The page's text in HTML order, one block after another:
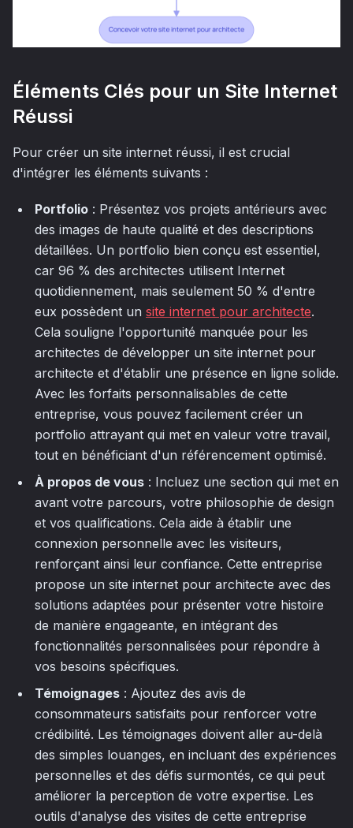
Éléments Clés pour un Site Internet
Réussi
Pour créer un site internet réussi, il est crucial
d'intégrer les éléments suivants :
Portfolio : Présentez vos projets antérieurs avec
des images de haute qualité et des descriptions
détaillées. Un portfolio bien conçu est essentiel,
car 96 % des architectes utilisent Internet
quotidiennement, mais seulement 50 % d'entre
eux possèdent un site internet pour architecte.
Cela souligne l'opportunité manquée pour les
architectes de développer un site internet pour
architecte et d'établir une présence en ligne solide.
Avec les forfaits personnalisables de cette
entreprise, vous pouvez facilement créer un
portfolio attrayant qui met en valeur votre travail,
tout en bénéficiant d'un référencement optimisé.
À propos de vous : Incluez une section qui met en
avant votre parcours, votre philosophie de design
et vos qualifications. Cela aide à établir une
connexion personnelle avec les visiteurs,
renforçant ainsi leur confiance. Cette entreprise
propose un site internet pour architecte avec des
solutions adaptées pour présenter votre histoire
de manière engageante, en intégrant des
fonctionnalités personnalisées pour répondre à
vos besoins spécifiques.
Témoignages : Ajoutez des avis de
consommateurs satisfaits pour renforcer votre
crédibilité. Les témoignages doivent aller au-delà
des simples louanges, en incluant des expériences
personnelles et des défis surmontés, ce qui peut
améliorer la perception de votre expertise. Les
outils d'analyse des visites de cette entreprise